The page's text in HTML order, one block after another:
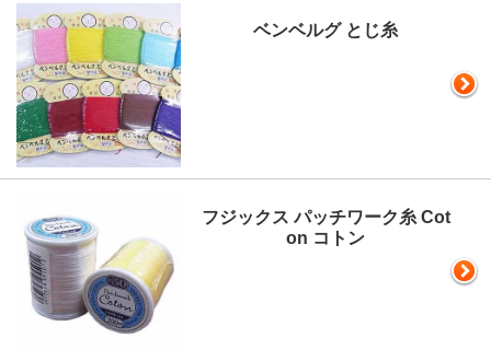
ベンベルグ とじ糸
フジックス パッチワーク糸 Cot
on コトン